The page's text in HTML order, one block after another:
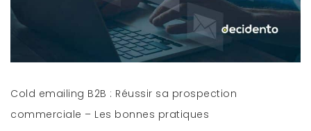
Cold emailing B2B : Réussir sa prospection
commerciale – Les bonnes pratiques